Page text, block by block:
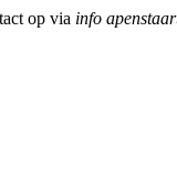
op via info